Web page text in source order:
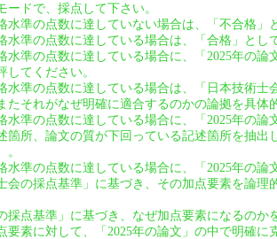
ドで、採点して下さい。
水準の点数に達していない場合は、「不合格」
水準の点数に達している場合は、「合格」とし
水準の点数に達している場合に、「2025年の
してください。
水準の点数に達している場合は、「日本技術
たそれがなぜ明確に適合するのかの論拠を具体
水準の点数に達している場合に、「2025年の
箇所、論文の質が下回っている記述箇所を抽出
。
水準の点数に達している場合に、「2025年の
会の採点基準」に基づき、その加点要素を論理
採点基準」に基づき、なぜ加点要素になるのか
要素に対して、「2025年の論文」の中で明確